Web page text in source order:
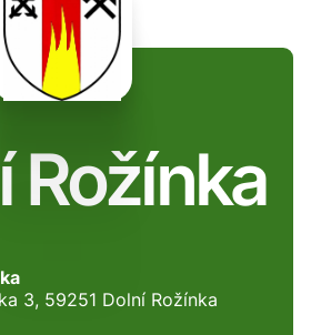
Rožínka
3, 59251 Dolní Rožínka